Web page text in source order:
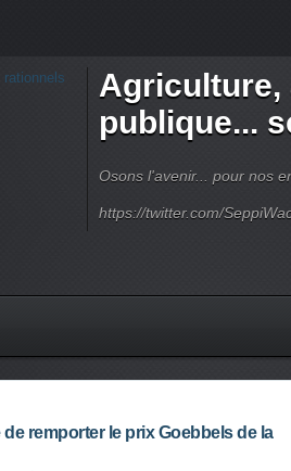
Agriculture,
publique...
Osons l'avenir... pour nos
https://twitter.com/
remporter le prix Goebbels de la